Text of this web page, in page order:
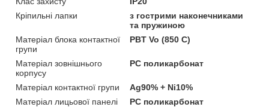
Кріпильні лапки
з гострими наконечниками
та пружиною
Матеріал блока контактної
групи
PBT Vo (850 C)
Матеріал зовнішнього
корпусу
PC поликарбонат
Матеріал контактної групи
Ag90% + Ni10%
Матеріал лицьової панелі
PC поликарбонат